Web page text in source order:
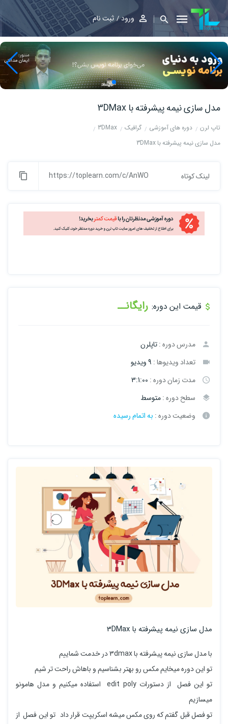
ورود ثبت نام
مدل سازی نیمه پیشرفته با 3DMax
تاپ لرن دوره های آموزشی گرافیک
3DMax
مدل سازی نیمه پیشرفته با 3DMax
لینک کوتاه https://toplearn.com/c/AnWO
قیمت این دوره: رایگانــ
مدرس دوره :تاپلرن
تعداد ویدیوها : 9 ویدیو
مدت زمان دوره : 3:1:00
سطح دوره :متوسط
وضعیت دوره : به اتمام رسیده
مدل سازی نیمه پیشرفته با 3DMax
با مدل سازی نیمه پیشرفته با 3dmax در خدمت شماییم
تو این دوره میخایم مکس رو بهتر بشناسیم و باهاش راحت تر شیم
تو این فصل از دستورات edit poly استفاده میکنیم و مدل هامونو
میسازیم
تو فصل قبل گفتم که روی مکس میشه اسکریپت قرار داد تو این فصل از